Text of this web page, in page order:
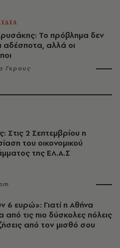
Το πρόβλημα δεν
αδέσποτα, αλλά οι
Γκρους
Στις 2 Σεπτεμβρίου η
του οικονομικού
της ΕΛ.Α.Σ
6 ευρώ»: Γιατί η Αθήνα
από τις πιο δύσκολες πόλεις
από τον μισθό σου